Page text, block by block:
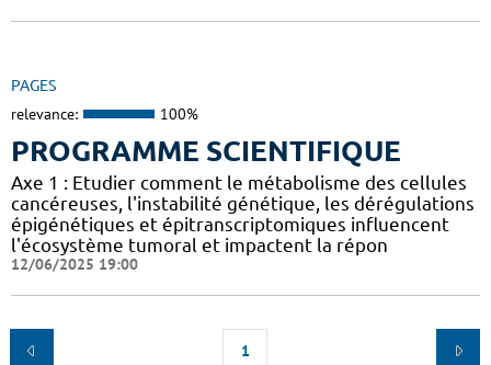
PAGES
relevance: 100%
PROGRAMME SCIENTIFIQUE
Axe 1 : Etudier comment le métabolisme des cellules
cancéreuses, l'instabilité génétique, les dérégulations
épigénétiques et épitranscriptomiques influencent
l'écosystème tumoral et impactent la répon
12/06/2025 19:00
1